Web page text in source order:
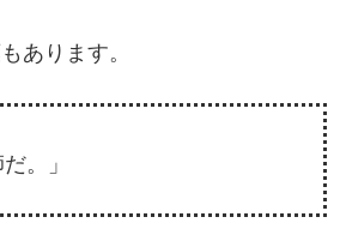
あります。
。」